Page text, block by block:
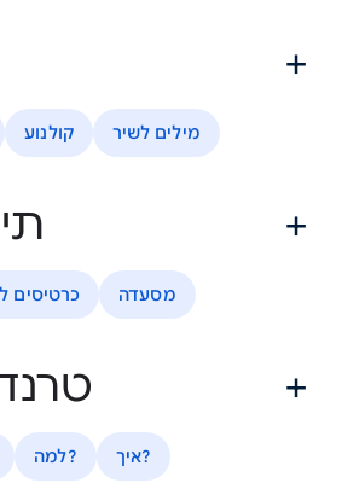
קולנוע מילים לשיר
כרטיסים מסעדה
למה? איך?